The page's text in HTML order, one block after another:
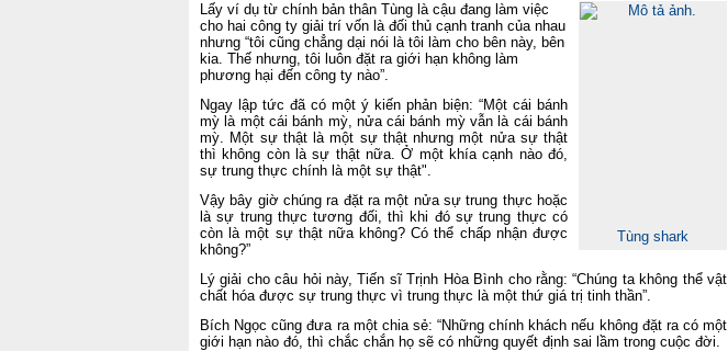
Tùng shark
Lấy ví dụ từ chính bản thân Tùng là cậu đang làm việc
cho hai công ty giải trí vốn là đối thủ cạnh tranh của nhau
nhưng “tôi cũng chẳng dại nói là tôi làm cho bên này, bên
kia. Thế nhưng, tôi luôn đặt ra giới hạn không làm
phương hại đến công ty nào”.
Ngay lập tức đã có một ý kiến phản biện: “Một cái bánh
mỳ là một cái bánh mỳ, nửa cái bánh mỳ vẫn là cái bánh
mỳ. Một sự thật là một sự thật nhưng một nửa sự thật
thì không còn là sự thật nữa. Ở một khía cạnh nào đó,
sự trung thực chính là một sự thật".
Vậy bây giờ chúng ra đặt ra một nửa sự trung thực hoặc
là sự trung thực tương đối, thì khi đó sự trung thực có
còn là một sự thật nữa không? Có thể chấp nhận được
không?”
Lý giải cho câu hỏi này, Tiến sĩ Trịnh Hòa Bình cho rằng: “Chúng ta không thể vật
chất hóa được sự trung thực vì trung thực là một thứ giá trị tinh thần”.
Bích Ngọc cũng đưa ra một chia sẻ: “Nhữngchính khách nếu không đặt ra có một
giới hạn nào đó, thì chắc chắn họ sẽ có những quyết định sai lầm trong cuộc đời.